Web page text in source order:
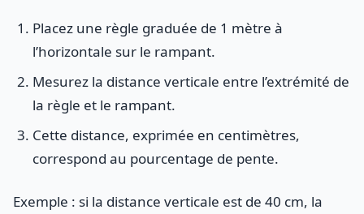
Placez une règle graduée de 1 mètre à
l’horizontale sur le rampant.
Mesurez la distance verticale entre l’extrémité de
la règle et le rampant.
Cette distance, exprimée en centimètres,
correspond au pourcentage de pente.
Exemple : si la distance verticale est de 40 cm, la